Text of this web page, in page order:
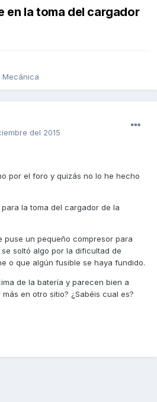
en la toma del cargador
Mecánica
del 2015
por el foro y quizás no lo he hecho
la toma del cargador de la
puse un pequeño compresor para
soltó algo por la dificultad de
o que algún fusible se haya fundido.
de la batería y parecen bien a
en otro sitio? ¿Sabéis cual es?